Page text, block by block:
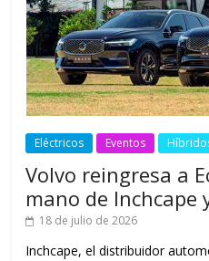
Eléctricos Eventos
Volvo reingresa a
mano de Inchcape
18 de julio de 2026
Inchcape, el distribuidor